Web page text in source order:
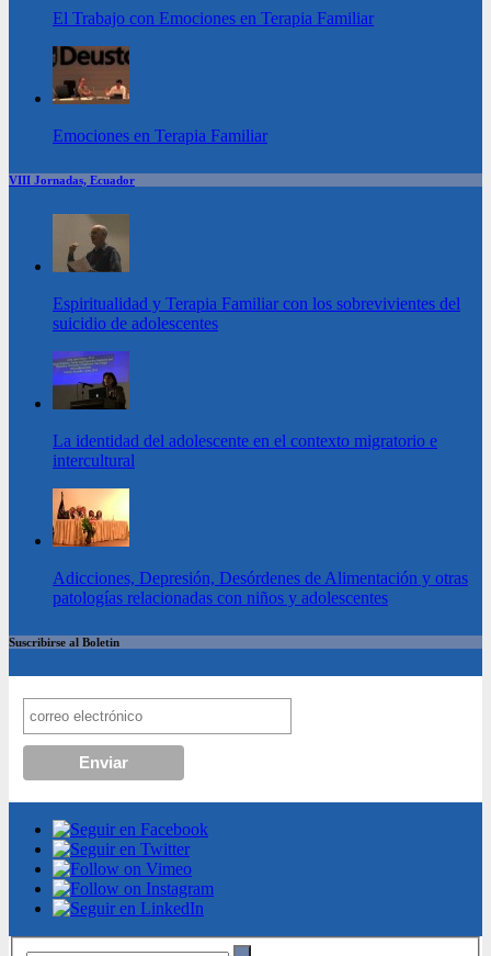
El Trabajo con Emociones en Terapia Familiar
Emociones en Terapia Familiar
VIII Jornadas, Ecuador
Espiritualidad y Terapia Familiar con los sobrevivientes del
suicidio de adolescentes
La identidad del adolescente en el contexto migratorio e
intercultural
Adicciones, Depresión, Desórdenes de Alimentación y otras
patologías relacionadas con niños y adolescentes
Suscribirse al Boletin